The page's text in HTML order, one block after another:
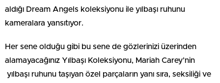
aldığı Dream Angels koleksiyonu ile yılbaşı ruhunu
kameralara yansıtıyor.
Her sene olduğu gibi bu sene de gözlerinizi üzerinden
alamayacağınız Yılbaşı Koleksiyonu, Mariah Carey’nin
yılbaşı ruhunu taşıyan özel parçaların yanı sıra, seksiliği ve